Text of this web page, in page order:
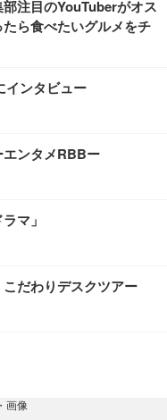
部注目のYouTuberがオス
ら食べたいグルメをチ
インタビュー
エンタメRBBー
マ」
だわりデスクツアー
画像